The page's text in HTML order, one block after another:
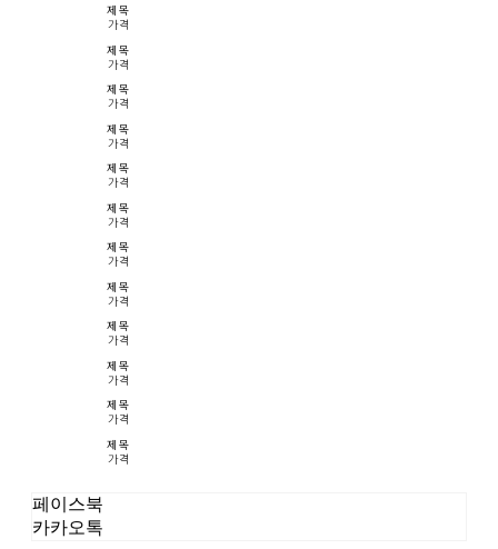
제목
가격
제목
가격
제목
가격
제목
가격
제목
가격
제목
가격
제목
가격
제목
가격
제목
가격
제목
가격
제목
가격
제목
가격
페이스북
카카오톡